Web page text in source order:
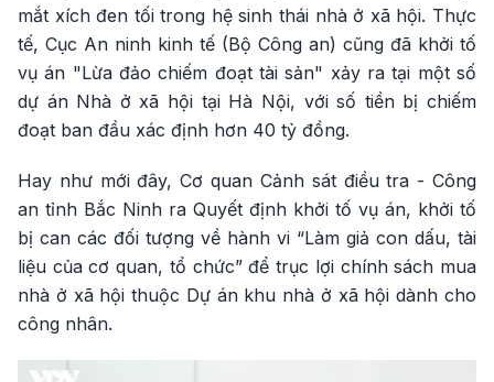
mắt xích đen tối trong hệ sinh thái nhà ở xã hội. Thực
tế, Cục An ninh kinh tế (Bộ Công an) cũng đã khởi tố
vụ án "Lừa đảo chiếm đoạt tài sản" xảy ra tại một số
dự án Nhà ở xã hội tại Hà Nội, với số tiền bị chiếm
đoạt ban đầu xác định hơn 40 tỷ đồng.
Hay như mới đây, Cơ quan Cảnh sát điều tra - Công
an tỉnh Bắc Ninh ra Quyết định khởi tố vụ án, khởi tố
bị can các đối tượng về hành vi “Làm giả con dấu, tài
liệu của cơ quan, tổ chức” để trục lợi chính sách mua
nhà ở xã hội thuộc Dự án khu nhà ở xã hội dành cho
công nhân.